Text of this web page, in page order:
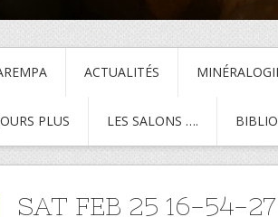
ACTUALITÉS
PLUS LES SALONS ….
SAT FEB 25 16-54-27